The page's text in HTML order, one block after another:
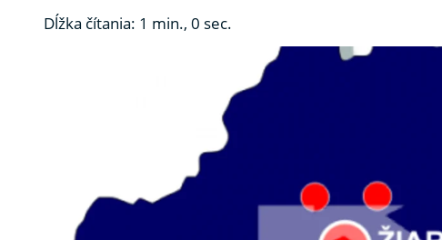
Dĺžka čítania: 1 min., 0 sec.